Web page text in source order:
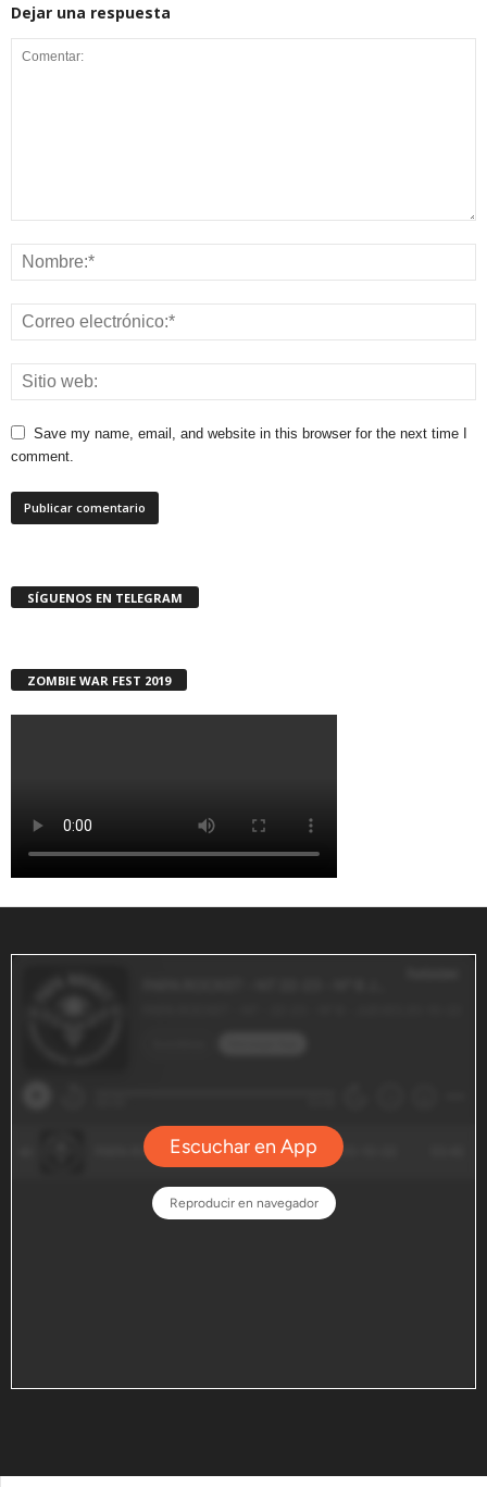
Dejar una respuesta
Save my name, email, and website in this browser for the next time I
comment.
SÍGUENOS EN TELEGRAM
ZOMBIE WAR FEST 2019